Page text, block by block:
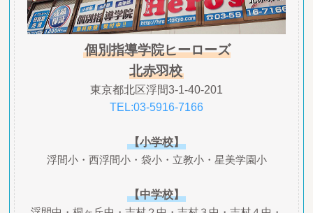
個別指導学院ヒーローズ
北赤羽校
東京都北区浮間3-1-40-201
TEL:03-5916-7166
【小学校】
浮間小・西浮間小・袋小・立教小・星美学園小
【中学校】